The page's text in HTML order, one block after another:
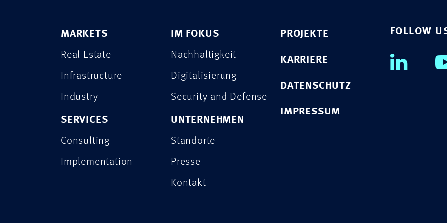
MARKETS
Real Estate
Infrastructure
Industry
SERVICES
Consulting
Implementation
IM FOKUS
Nachhaltigkeit
Digitalisierung
Security and Defense
UNTERNEHMEN
Standorte
Presse
Kontakt
PROJEKTE
KARRIERE
DATENSCHUTZ
IMPRESSUM
FOLLOW